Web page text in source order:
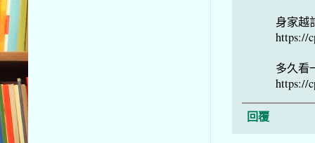
身家越
https://
多久看
https://
回覆